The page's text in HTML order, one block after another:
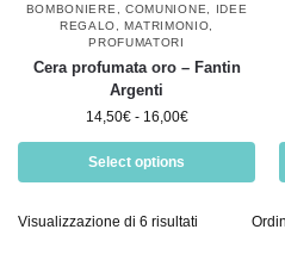
BOMBONIERE COMUNIONE
IDEE
REGALO ,MATRIMONIO
PROFUMATORI
Cera profumata oro – Fantin
Argenti
14,50€ - 16,00€
Select options
Visualizzazione di 6 risultati